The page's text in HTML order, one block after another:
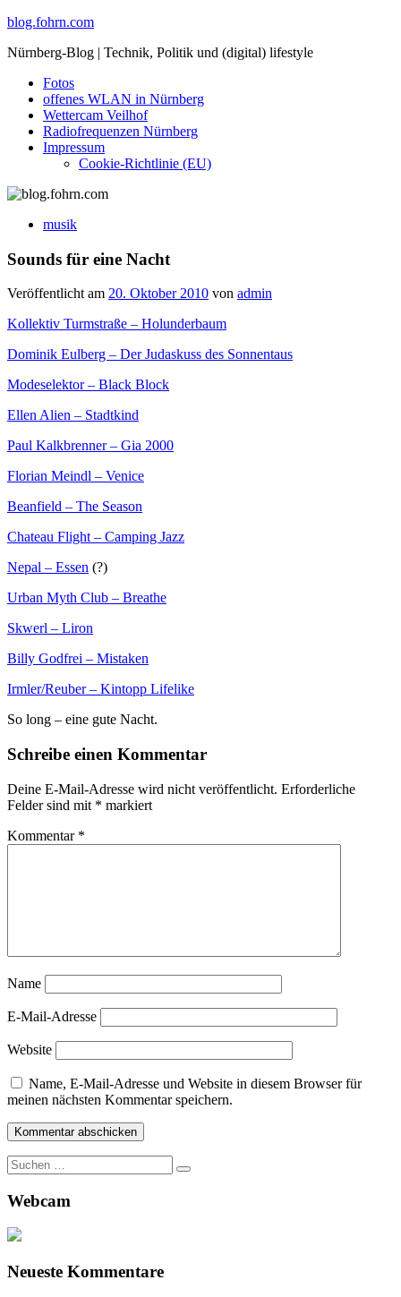
Skip
content
blog.fohrn.com
Nürnberg-Blog | Technik, Politik und (digital) lifestyle
Fotos
offenes WLAN in Nürnberg
Wettercam Veilhof
Radiofrequenzen Nürnberg
Impressum
Cookie-Richtlinie (EU)
musik
Sounds für eine Nacht
Veröffentlicht am 20. Oktober 2010 von admin
Kollektiv Turmstraße – Holunderbaum
Dominik Eulberg – Der Judaskuss des Sonnentaus
Modeselektor – Black Block
Ellen Alien – Stadtkind
Paul Kalkbrenner – Gia 2000
Florian Meindl – Venice
Beanfield – The Season
Chateau Flight – Camping Jazz
Nepal – Essen (?)
Urban Myth Club – Breathe
Skwerl – Liron
Billy Godfrei – Mistaken
Irmler/Reuber – Kintopp Lifelike
So long – eine gute Nacht.
Schreibe einen Kommentar
Deine E-Mail-Adresse wird nicht veröffentlicht. Erforderliche
Felder sind mit * markiert
Kommentar *
Name
E-Mail-Adresse
Website
Name, E-Mail-Adresse und Website in diesem Browser für
meinen nächsten Kommentar speichern.
Suche
nach:
Webcam
Neueste Kommentare